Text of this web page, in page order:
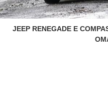
JEEP RENEGADE E